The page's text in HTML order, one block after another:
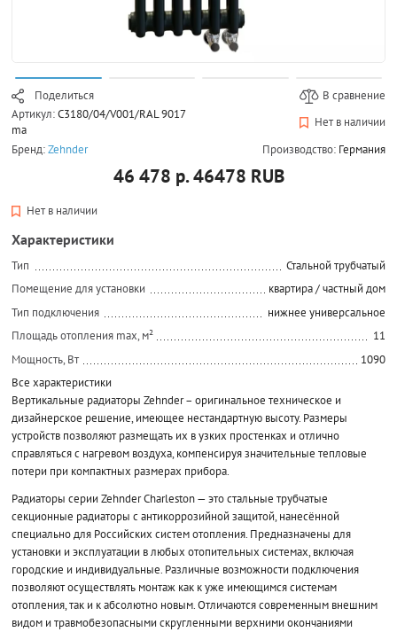
Поделиться
В сравнение
Артикул:C3180/04/V001/RAL 9017
ma
Нет в наличии
Бренд:Zehnder Производство: Германия
46 478 р. 46478 RUB
Нет в наличии
Характеристики
Тип
Стальной трубчатый
Помещение для установки
квартира / частный дом
Тип подключения
нижнее универсальное
Площадь отопления max, м²
11
Мощность, Вт
1090
Все характеристики
Вертикальные радиаторы Zehnder – оригинальное техническое и
дизайнерское решение, имеющее нестандартную высоту. Размеры
устройств позволяют размещать их в узких простенках и отлично
справляться с нагревом воздуха, компенсируя значительные тепловые
потери при компактных размерах прибора.
Радиаторы серии Zehnder Charleston — это стальные трубчатые
секционные радиаторы с антикоррозийной защитой, нанесённой
специально для Российских систем отопления. Предназначены для
установки и эксплуатации в любых отопительных системах, включая
городские и индивидуальные. Различные возможности подключения
позволяют осуществлять монтаж как к уже имеющимся системам
отопления, так и к абсолютно новым. Отличаются современным внешним
видом и травмобезопасными скругленными верхними окончаниями